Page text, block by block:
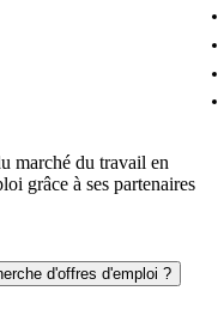
marché du travail en
grâce à ses partenaires
d'offres d'emploi ?